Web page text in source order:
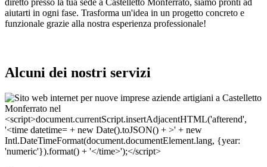
diretto presso la tua sede a Castelletto Monferrato, siamo pronti ad
aiutarti in ogni fase. Trasforma un'idea in un progetto concreto e
funzionale grazie alla nostra esperienza professionale!
Alcuni dei nostri servizi